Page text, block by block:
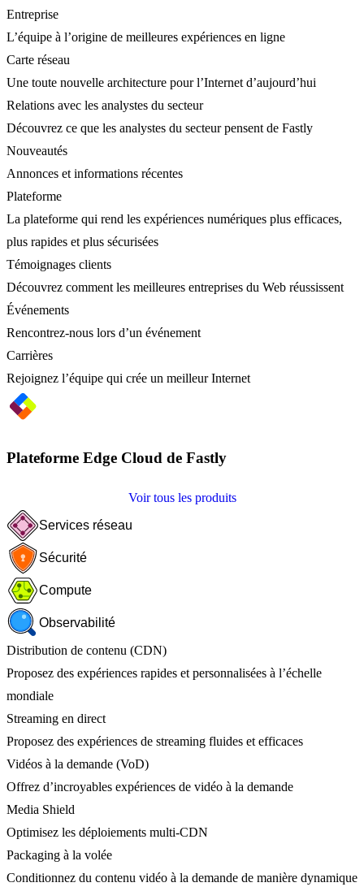
Entreprise
L’équipe à l’origine de meilleures expériences en ligne
Carte réseau
Une toute nouvelle architecture pour l’Internet d’aujourd’hui
Relations avec les analystes du secteur
Découvrez ce que les analystes du secteur pensent de Fastly
Nouveautés
Annonces et informations récentes
Plateforme
La plateforme qui rend les expériences numériques plus efficaces,
plus rapides et plus sécurisées
Témoignages clients
Découvrez comment les meilleures entreprises du Web réussissent
Événements
Rencontrez-nous lors d’un événement
Carrières
Rejoignez l’équipe qui crée un meilleur Internet
Plateforme Edge Cloud de Fastly
Voir tous les produits
Services réseau
Sécurité
Compute
Observabilité
Distribution de contenu (CDN)
Proposez des expériences rapides et personnalisées à l’échelle
mondiale
Streaming en direct
Proposez des expériences de streaming fluides et efficaces
Vidéos à la demande (VoD)
Offrez d’incroyables expériences de vidéo à la demande
Media Shield
Optimisez les déploiements multi-CDN
Packaging à la volée
Conditionnez du contenu vidéo à la demande de manière dynamique